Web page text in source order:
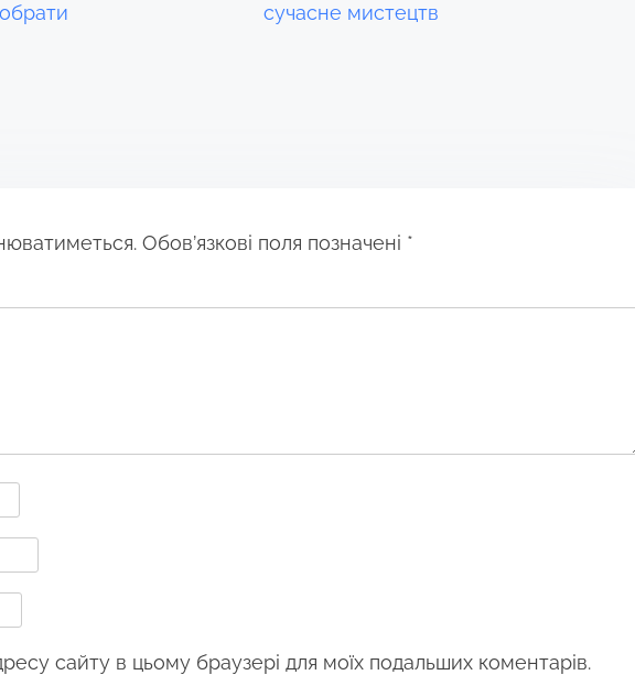
сучасне мистецтв
Обов’язкові поля позначені *
сайту в цьому браузері для моїх подальших коментарів.